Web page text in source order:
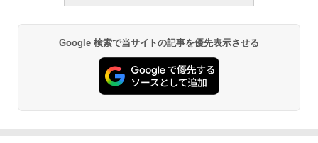
Google 検索で当サイトの記事を優先表示させる